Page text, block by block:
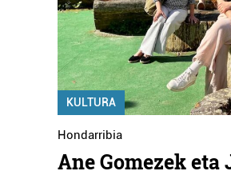
KULTURA
Hondarribia
Ane Gomezek